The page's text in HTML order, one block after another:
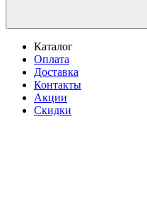
Каталог
Оплата
Доставка
Контакты
Акции
Скидки